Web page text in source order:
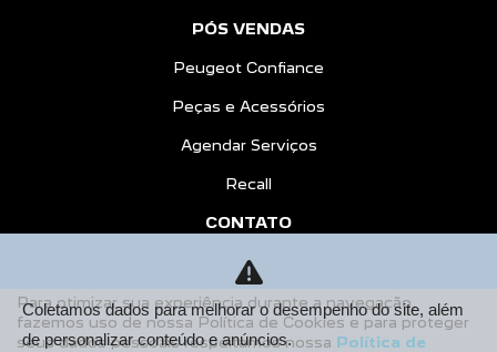
PÓS VENDAS
Peugeot Confiance
Peças e Acessórios
Agendar Serviços
Recall
CONTATO
Sobre Nós
Fale Conosco
Agende um Emotion Drive
Para otimizar sua experiência durante a navegação,
fazemos uso de nossa Política de Cookies e para proteger
seus dados pessoais respeitamos nossa Política de
Coletamos dados para melhorar o desempenho do site, além
de personalizar conteúdo e anúncios.